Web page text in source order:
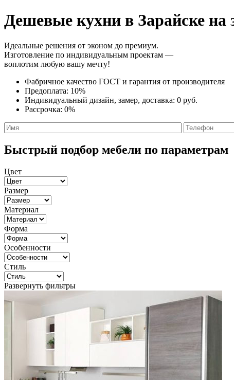
Дешевые кухни в Зарайске на
Идеальные решения от эконом до премиум.
Изготовление по индивидуальным проектам —
воплотим любую вашу мечту!
Фабричное качество ГОСТ и гарантия от производителя
Предоплата: 10%
Индивидуальный дизайн, замер, доставка: 0 руб.
Рассрочка: 0%
Быстрый подбор мебели по параметрам
Цвет
Размер
Материал
Форма
Особенности
Стиль
Развернуть фильтры